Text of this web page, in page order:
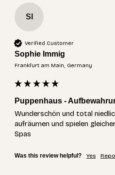
SI
Verified Customer
Sophie Immig
Frankfurt am Main, Germany
Puppenhaus -
Wunderschön und total
aufräumen und spielen
Spas
Was this review helpful? Yes